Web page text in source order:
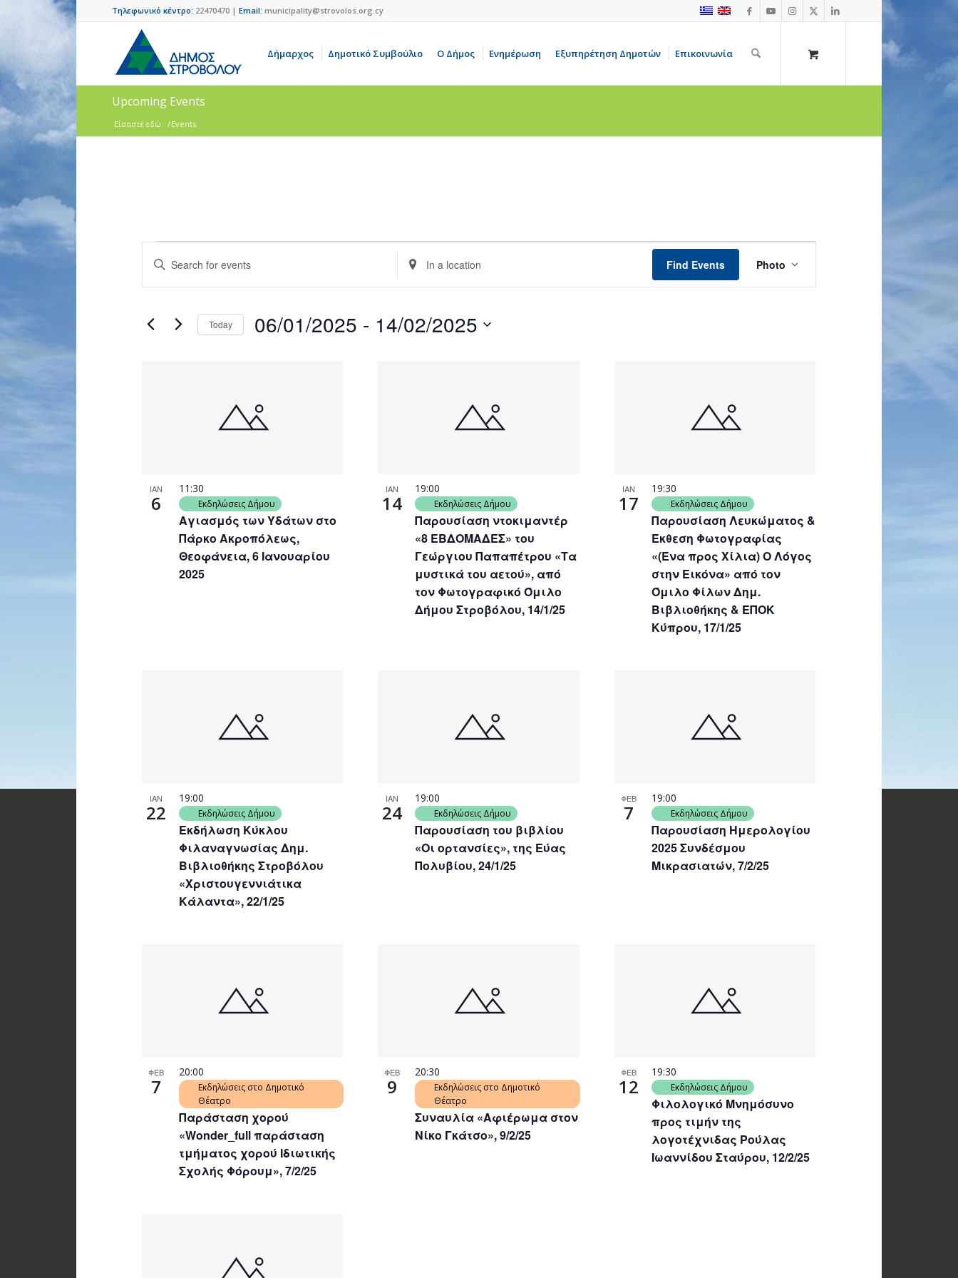
Τηλεφωνικό κέντρο: 22470470 | Email: municipality@strovolos.org.cy
Δήμαρχος Δημοτικό Συμβούλιο Ο Δήμος Ενημέρωση Εξυπηρέτηση Δημοτών Επικοινωνία
Upcoming Events
Είσαστε εδώ: /Events
Events
Search
and
Views
Navigation
Enter
Keyword.
Search
Events
Enter
Location.
Search
Events
by
Find Events
Views
Photo
Today 06/01/2025 - 14/02/2025
View
ΙΑΝ
6
Αγιασμός των Υδάτων στο
Πάρκο Ακροπόλεως,
Θεοφάνεια, 6 Ιανουαρίου
2025
11:30
Εκδηλώσεις Δήμου
ΙΑΝ
14
Παρουσίαση ντοκιμαντέρ
«8 ΕΒΔΟΜΑΔΕΣ» του
Γεώργιου Παπαπέτρου «Τα
μυστικά του αετού», από
τον Φωτογραφικό Όμιλο
Δήμου Στροβόλου, 14/1/25
19:00
Εκδηλώσεις Δήμου
ΙΑΝ
17
Παρουσίαση Λευκώματος &
Έκθεση Φωτογραφίας
«(Ένα προς Χίλια) Ο Λόγος
στην Εικόνα» από τον
Όμιλο Φίλων Δημ.
Βιβλιοθήκης & ΕΠΟΚ
Κύπρου, 17/1/25
19:30
Εκδηλώσεις Δήμου
ΙΑΝ
22
Εκδήλωση Κύκλου
Φιλαναγνωσίας Δημ.
Βιβλιοθήκης Στροβόλου
«Χριστουγεννιάτικα
Κάλαντα», 22/1/25
19:00
Εκδηλώσεις Δήμου
ΙΑΝ
24
Παρουσίαση του βιβλίου
«Οι ορτανσίες», της Εύας
Πολυβίου, 24/1/25
19:00
Εκδηλώσεις Δήμου
ΦΕΒ
7
Παρουσίαση Ημερολογίου
2025 Συνδέσμου
Μικρασιατών, 7/2/25
19:00
Εκδηλώσεις Δήμου
ΦΕΒ
7
Παράσταση χορού
«Wonder_full παράσταση
τμήματος χορού Ιδιωτικής
Σχολής Φόρουμ», 7/2/25
20:00
Εκδηλώσεις στο Δημοτικό
Θέατρο
ΦΕΒ
9
Συναυλία «Αφιέρωμα στον
Νίκο Γκάτσο», 9/2/25
20:30
Εκδηλώσεις στο Δημοτικό
Θέατρο
ΦΕΒ
12
Φιλολογικό Μνημόσυνο
προς τιμήν της
λογοτέχνιδας Ρούλας
Ιωαννίδου Σταύρου, 12/2/25
19:30
Εκδηλώσεις Δήμου